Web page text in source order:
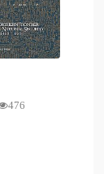
476